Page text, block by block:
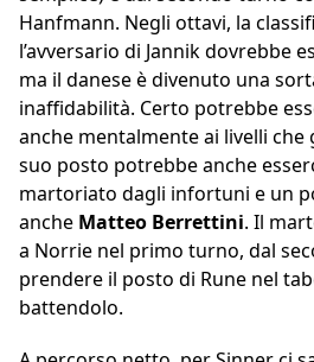
Hanfmann. Negli ottavi, la
l’avversario di Jannik dovrebbe
ma il danese è divenuto una
inaffidabilità. Certo potrebbe
anche mentalmente ai livelli che
suo posto potrebbe anche
martoriato dagli infortuni e un
anche Matteo Berrettini. Il
a Norrie nel primo turno, dal
prendere il posto di Rune nel
battendolo.